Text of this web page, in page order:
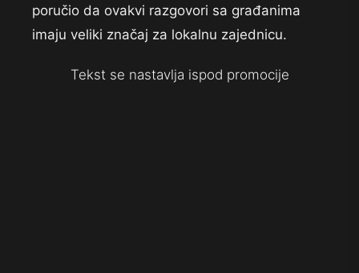
poručio da ovakvi razgovori sa građanima
imaju veliki značaj za lokalnu zajednicu.
Tekst se nastavlja ispod promocije